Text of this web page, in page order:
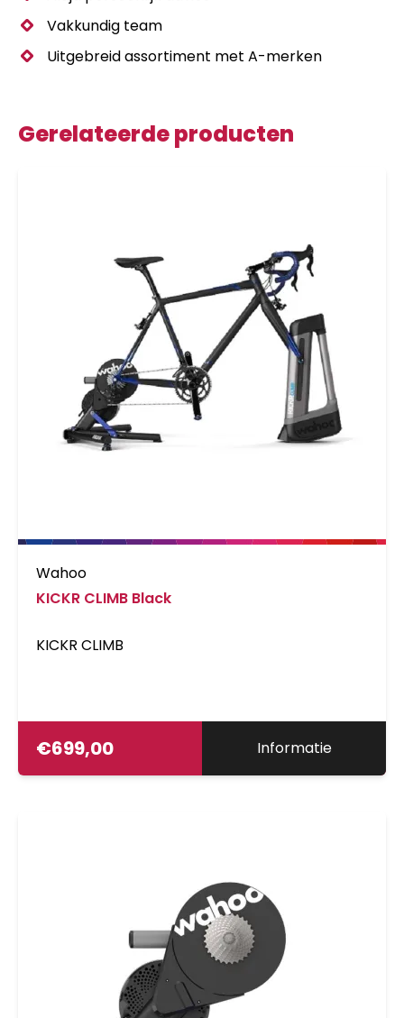
Vakkundig team
Uitgebreid assortiment met A-merken
Gerelateerde producten
Wahoo
KICKR CLIMB Black
KICKR CLIMB
€699,00 Informatie